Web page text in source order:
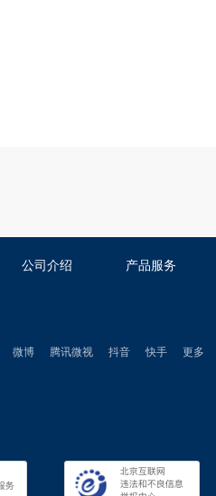
公司介绍 产品服务
微博 腾讯微视 抖音 快手 更多